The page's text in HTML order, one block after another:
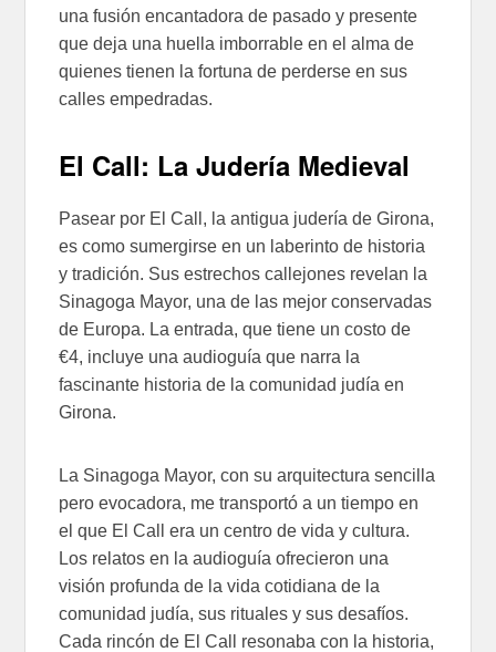
una fusión encantadora de pasado y presente
que deja una huella imborrable en el alma de
quienes tienen la fortuna de perderse en sus
calles empedradas.
El Call: La Judería Medieval
Pasear por El Call, la antigua judería de Girona,
es como sumergirse en un laberinto de historia
y tradición. Sus estrechos callejones revelan la
Sinagoga Mayor, una de las mejor conservadas
de Europa. La entrada, que tiene un costo de
€4, incluye una audioguía que narra la
fascinante historia de la comunidad judía en
Girona.
La Sinagoga Mayor, con su arquitectura sencilla
pero evocadora, me transportó a un tiempo en
el que El Call era un centro de vida y cultura.
Los relatos en la audioguía ofrecieron una
visión profunda de la vida cotidiana de la
comunidad judía, sus rituales y sus desafíos.
Cada rincón de El Call resonaba con la historia,